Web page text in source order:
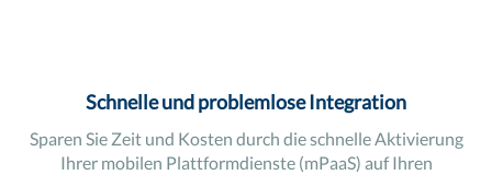
Schnelle und problemlose Integration
Sparen Sie Zeit und Kosten durch die schnelle Aktivierung
Ihrer mobilen Plattformdienste (mPaaS) auf Ihren